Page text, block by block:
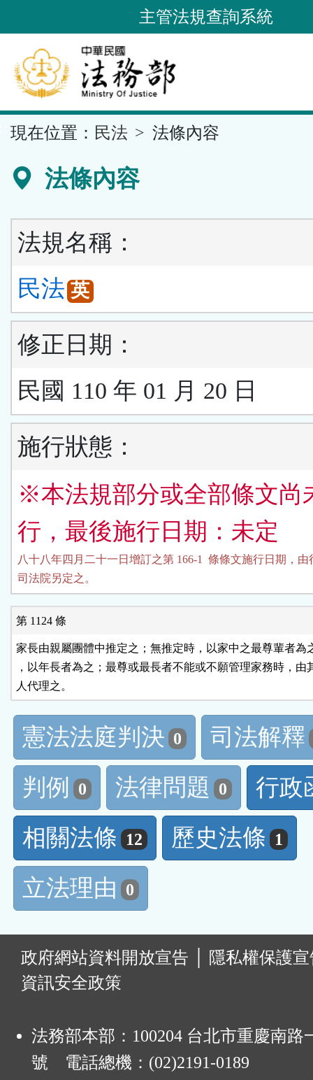
到
要
內
容
區
主管法規查詢系統
現在位置： 民法 法條內容
法條內容
法規名稱：
民法 英
修正日期：
民國 110 年 01 月 20 日
施行狀態：
※本法規部分或全部條文尚
行，最後施行日期：未定
八十八年四月二十一日增訂之第 166-1  條條文施行日期，由
司法院另定之。
第 1124 條
家長由親屬團體中推定之；無推定時，以家中之最尊輩者為
，以年長者為之；最尊或最長者不能或不願管理家務時，由
人代理之。
憲法法庭判決 0
司法解釋
判例
0 法律問題 0
行政
相關法條
12 歷史法條 1
立法理由 0
政府網站資料開放宣告
隱私權保護
資訊安全政策
法務部本部：100204 台北市重慶南路
號 電話總機：(02)2191-0189